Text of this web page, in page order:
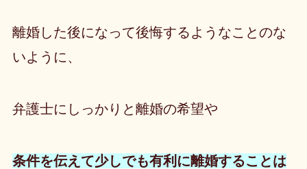
離婚した後になって後悔するようなことのな
いように、
弁護士にしっかりと離婚の希望や
条件を伝えて少しでも有利に離婚することは